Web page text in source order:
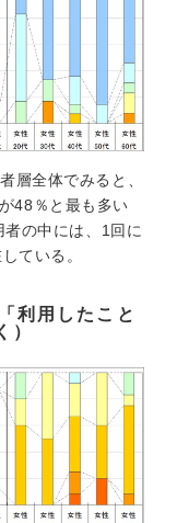
層全体でみると、
48％と最も多い
者の中には、1回に
ている。
利用したこと
）